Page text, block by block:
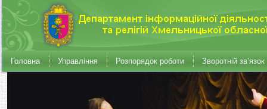
Головна Управління Розпорядок роботи Зворотній зв’язок